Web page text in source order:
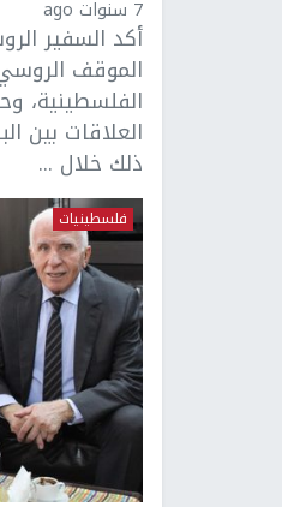
7 سنوات ago
أكد السفير
الموقف
الفلسطينية،
العلاقات بين
ذلك خلال ...
فلسطينيات